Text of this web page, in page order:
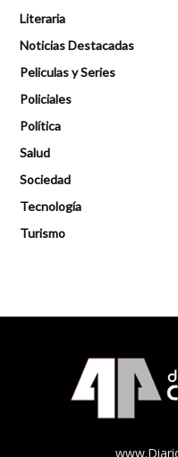
Literaria
Noticias Destacadas
Peliculas y Series
Policiales
Política
Salud
Sociedad
Tecnología
Turismo